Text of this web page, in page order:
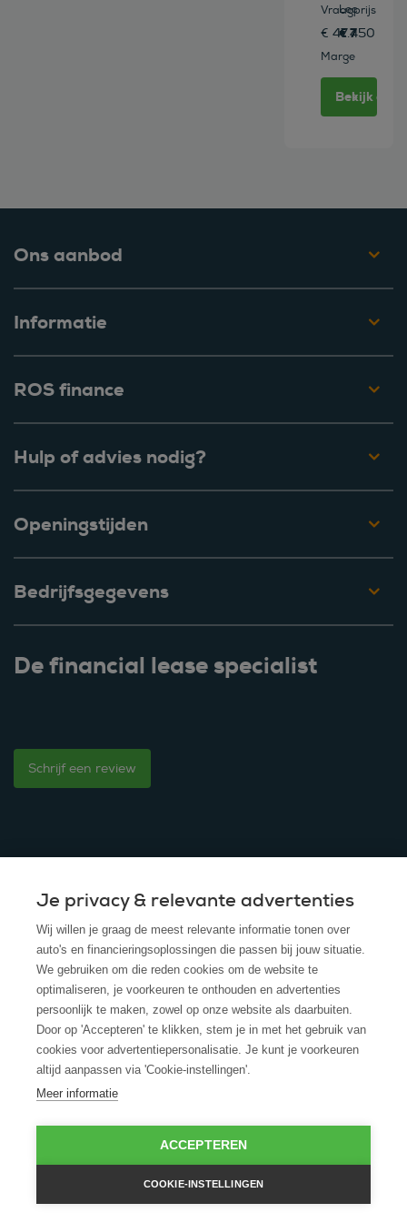
Vraagprijs
€ 47.450
Marge
Leasen
€ 777 /mnd
Bekijk
Ons aanbod
Informatie
ROS finance
Hulp of advies nodig?
Openingstijden
Bedrijfsgegevens
De financial lease specialist
Schrijf een review
© 2025 - ROS Krediet Service
Algemene Voorwaarden
Disclaimer
Privacy Policy
Cookies
Cookie policy
Je privacy & relevante advertenties
Wij willen je graag de meest relevante informatie tonen over
auto's en financieringsoplossingen die passen bij jouw situatie.
We gebruiken om die reden cookies om de website te
optimaliseren, je voorkeuren te onthouden en advertenties
persoonlijk te maken, zowel op onze website als daarbuiten.
Door op 'Accepteren' te klikken, stem je in met het gebruik van
cookies voor advertentiepersonalisatie. Je kunt je voorkeuren
altijd aanpassen via 'Cookie-instellingen'.
Meer informatie
ACCEPTEREN
COOKIE-INSTELLINGEN